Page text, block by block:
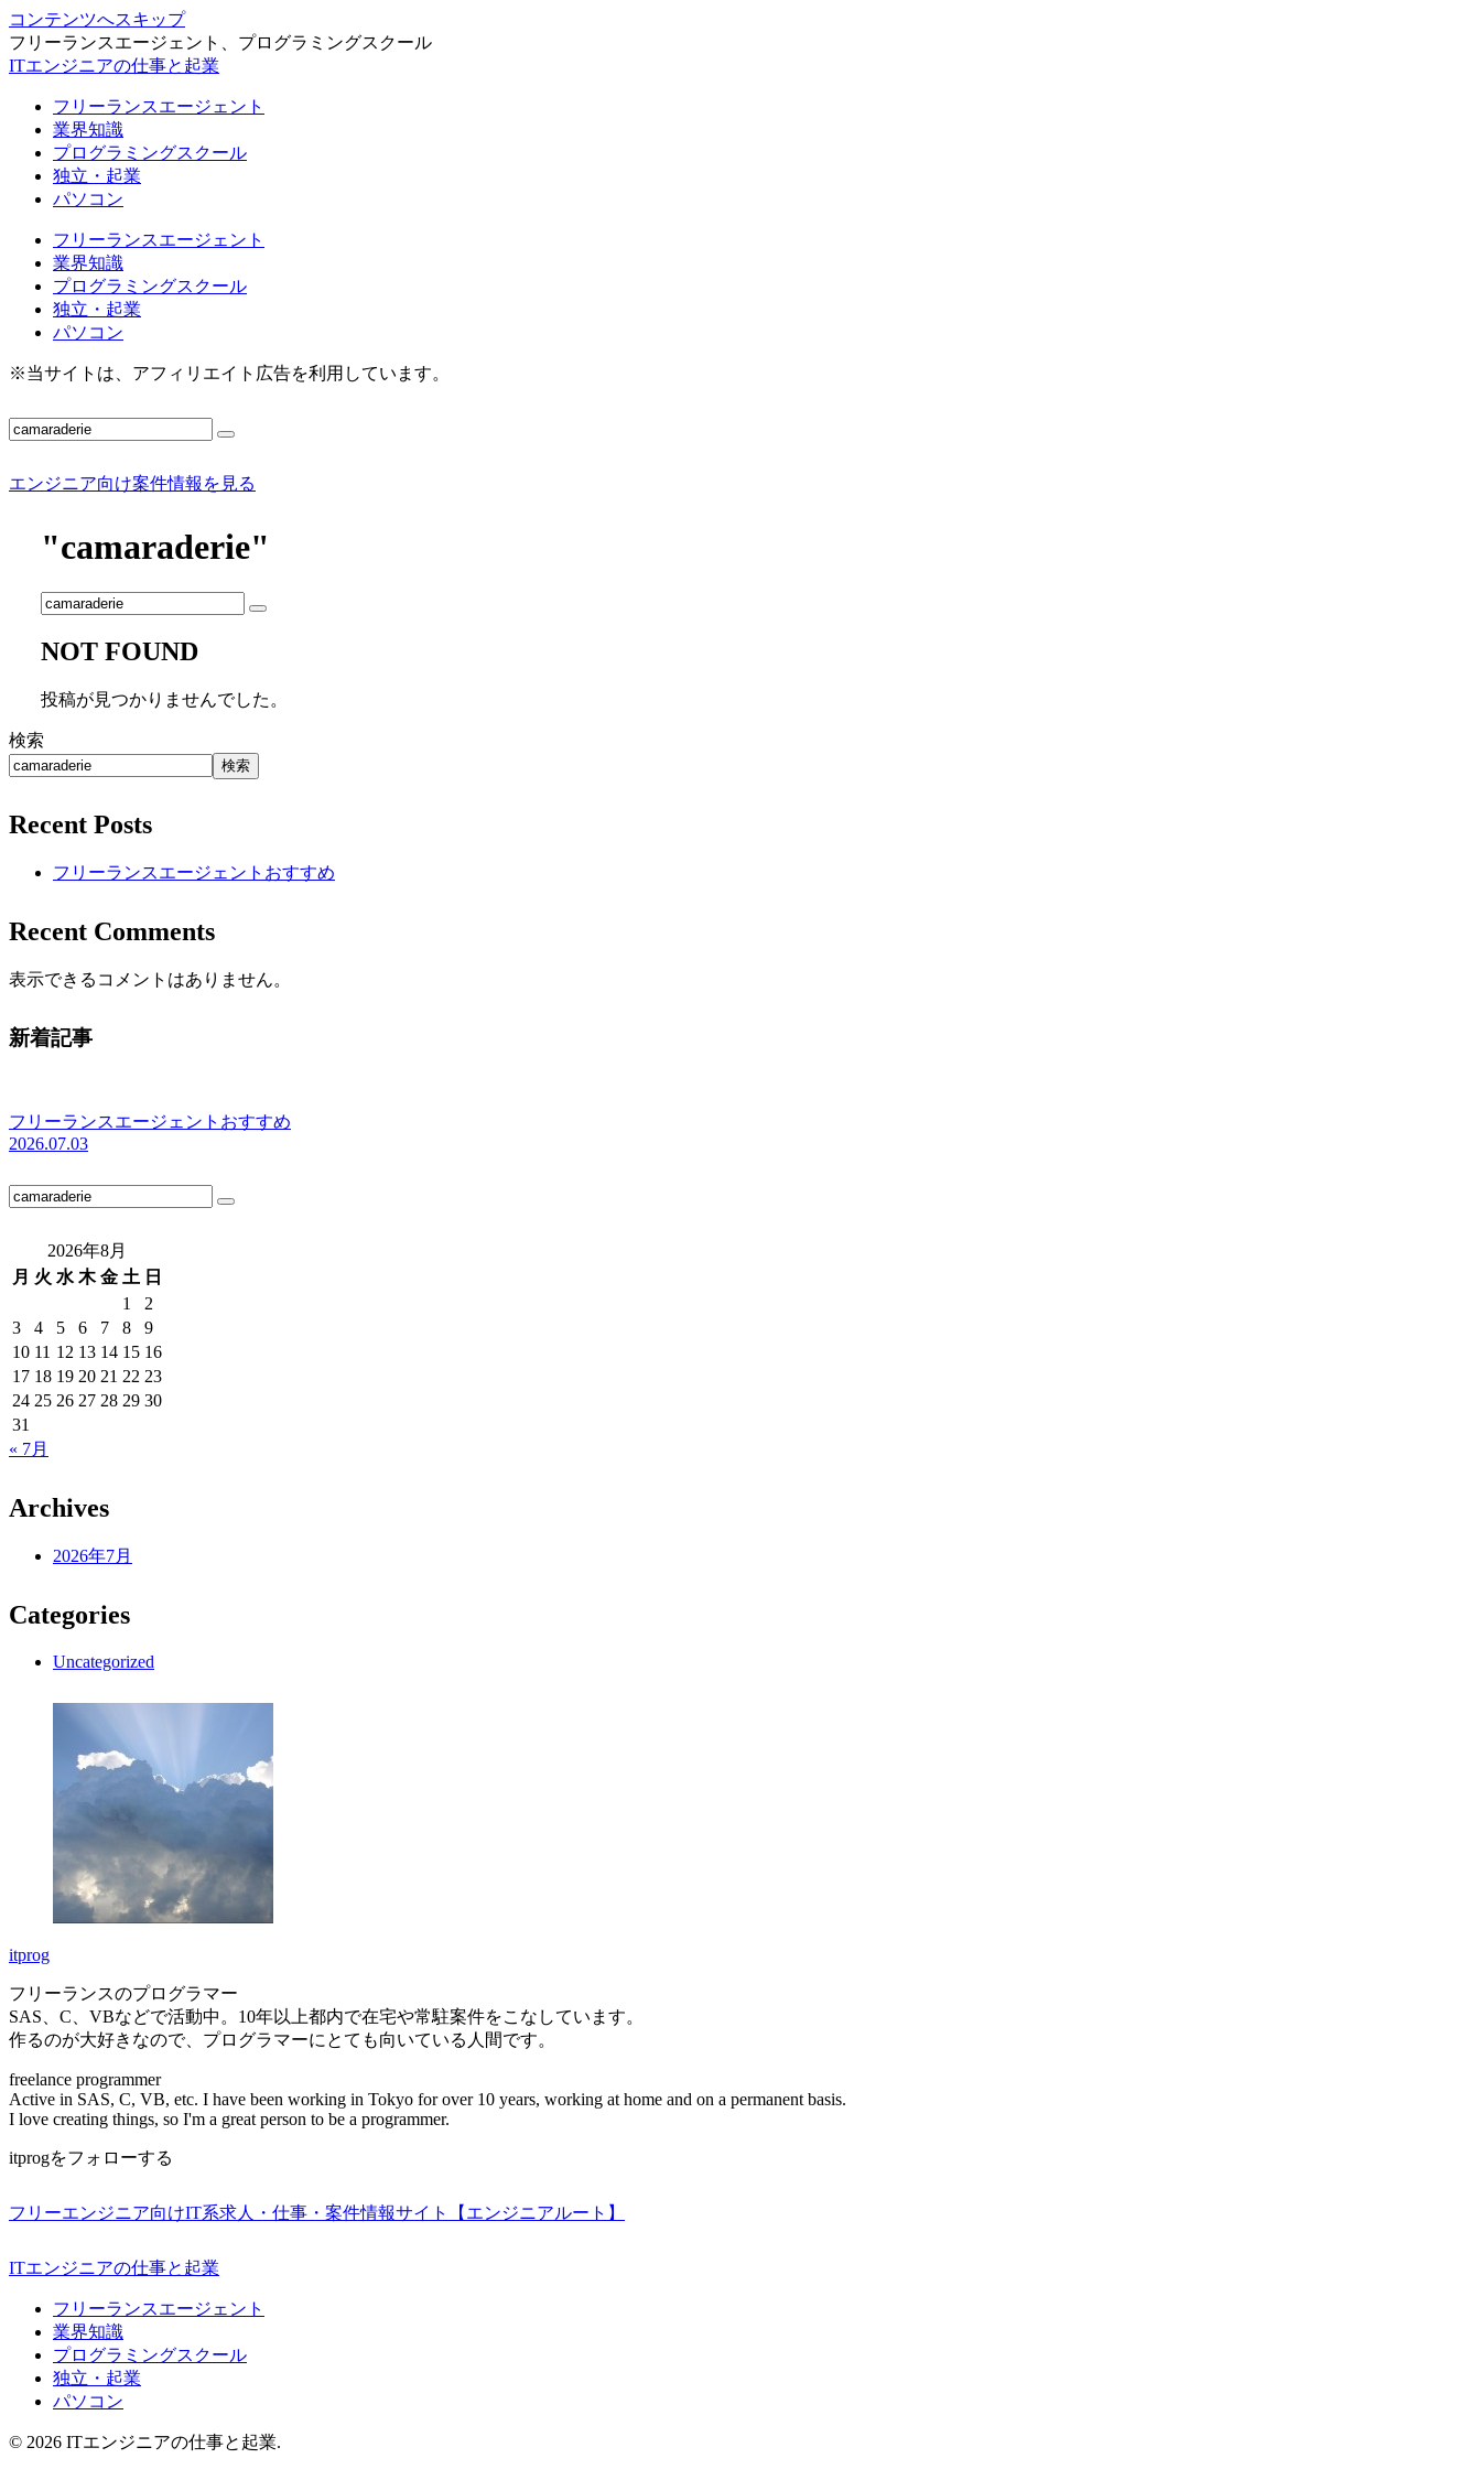
コンテンツへスキップ
フリーランスエージェント、プログラミングスクール
ITエンジニアの仕事と起業
フリーランスエージェント
業界知識
プログラミングスクール
独立・起業
パソコン
フリーランスエージェント
業界知識
プログラミングスクール
独立・起業
パソコン
※当サイトは、アフィリエイト広告を利用しています。
エンジニア向け案件情報を見る
"camaraderie"
NOT FOUND
投稿が見つかりませんでした。
検索
検索
Recent Posts
フリーランスエージェントおすすめ
Recent Comments
表示できるコメントはありません。
新着記事
フリーランスエージェントおすすめ
2026.07.03
2026年8月
月 火 水 木 金 土 日
1
2
3
4 5 6 7 8
9
10 11 12 13 14 15 16
17 18 19 20 21 22 23
24 25 26 27 28 29 30
31
« 7月
Archives
2026年7月
Categories
Uncategorized
itprog
フリーランスのプログラマー
SAS、C、VBなどで活動中。10年以上都内で在宅や常駐案件をこなしています。
作るのが大好きなので、プログラマーにとても向いている人間です。
freelance programmer
Active in SAS, C, VB, etc. I have been working in Tokyo for over 10 years, working at home and on a permanent basis.
I love creating things, so I'm a great person to be a programmer.
itprogをフォローする
フリーエンジニア向けIT系求人・仕事・案件情報サイト【エンジニアルート】
ITエンジニアの仕事と起業
フリーランスエージェント
業界知識
プログラミングスクール
独立・起業
パソコン
© 2026 ITエンジニアの仕事と起業.